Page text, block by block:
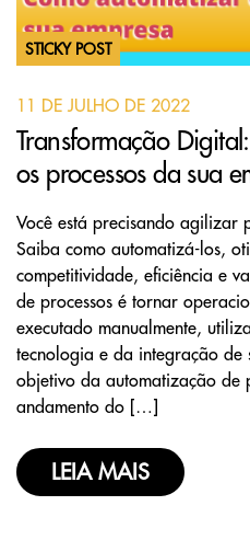
STICKY POST
11 DE JULHO DE 2022
Transformação
os processos da sua
Você está precisando agilizar
Saiba como automatizá-los,
competitividade, eficiência e
de processos é tornar
executado manualmente,
tecnologia e da integração de
objetivo da automatização de
andamento do […]
LEIA MAIS